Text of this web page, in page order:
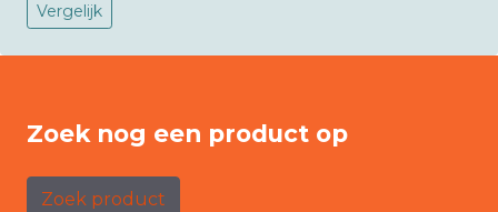
Vergelijk
Zoek nog een product op
Zoek product